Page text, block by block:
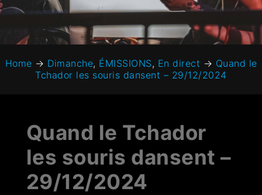
Home → Dimanche, ÉMISSIONS, En direct → Quand le
Tchador les souris dansent – 29/12/2024
Quand le Tchador
les souris dansent –
29/12/2024